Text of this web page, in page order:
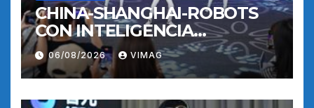
CHINA-SHANGHAI-ROBOTS
CON INTELIGENCIA
INCORPORADA-
ENTRENAMIENTO
06/08/2026 VIMAG